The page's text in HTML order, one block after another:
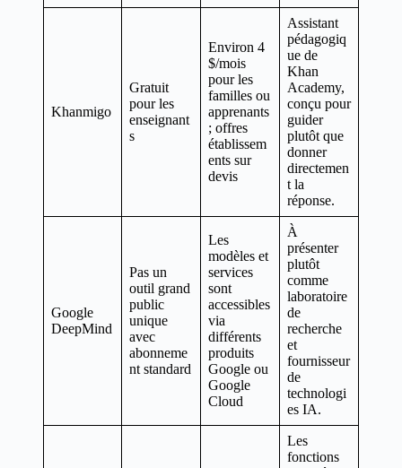
Khanmigo
Gratuit
pour les
enseignant
s
Environ 4
$/mois
pour les
familles ou
apprenants
; offres
établissem
ents sur
devis
Assistant
pédagogiq
ue de
Khan
Academy,
conçu pour
guider
plutôt que
donner
directemen
t la
réponse.
Google
DeepMind
Pas un
outil grand
public
unique
avec
abonneme
nt standard
Les
modèles et
services
sont
accessibles
via
différents
produits
Google ou
Google
Cloud
À
présenter
plutôt
comme
laboratoire
de
recherche
et
fournisseur
de
technologi
es IA.
Les
fonctions